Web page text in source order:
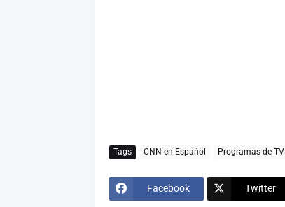
Tags CNN en Español Programas de TV
Facebook Twitter